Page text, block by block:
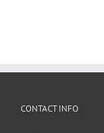
CONTACT INFO